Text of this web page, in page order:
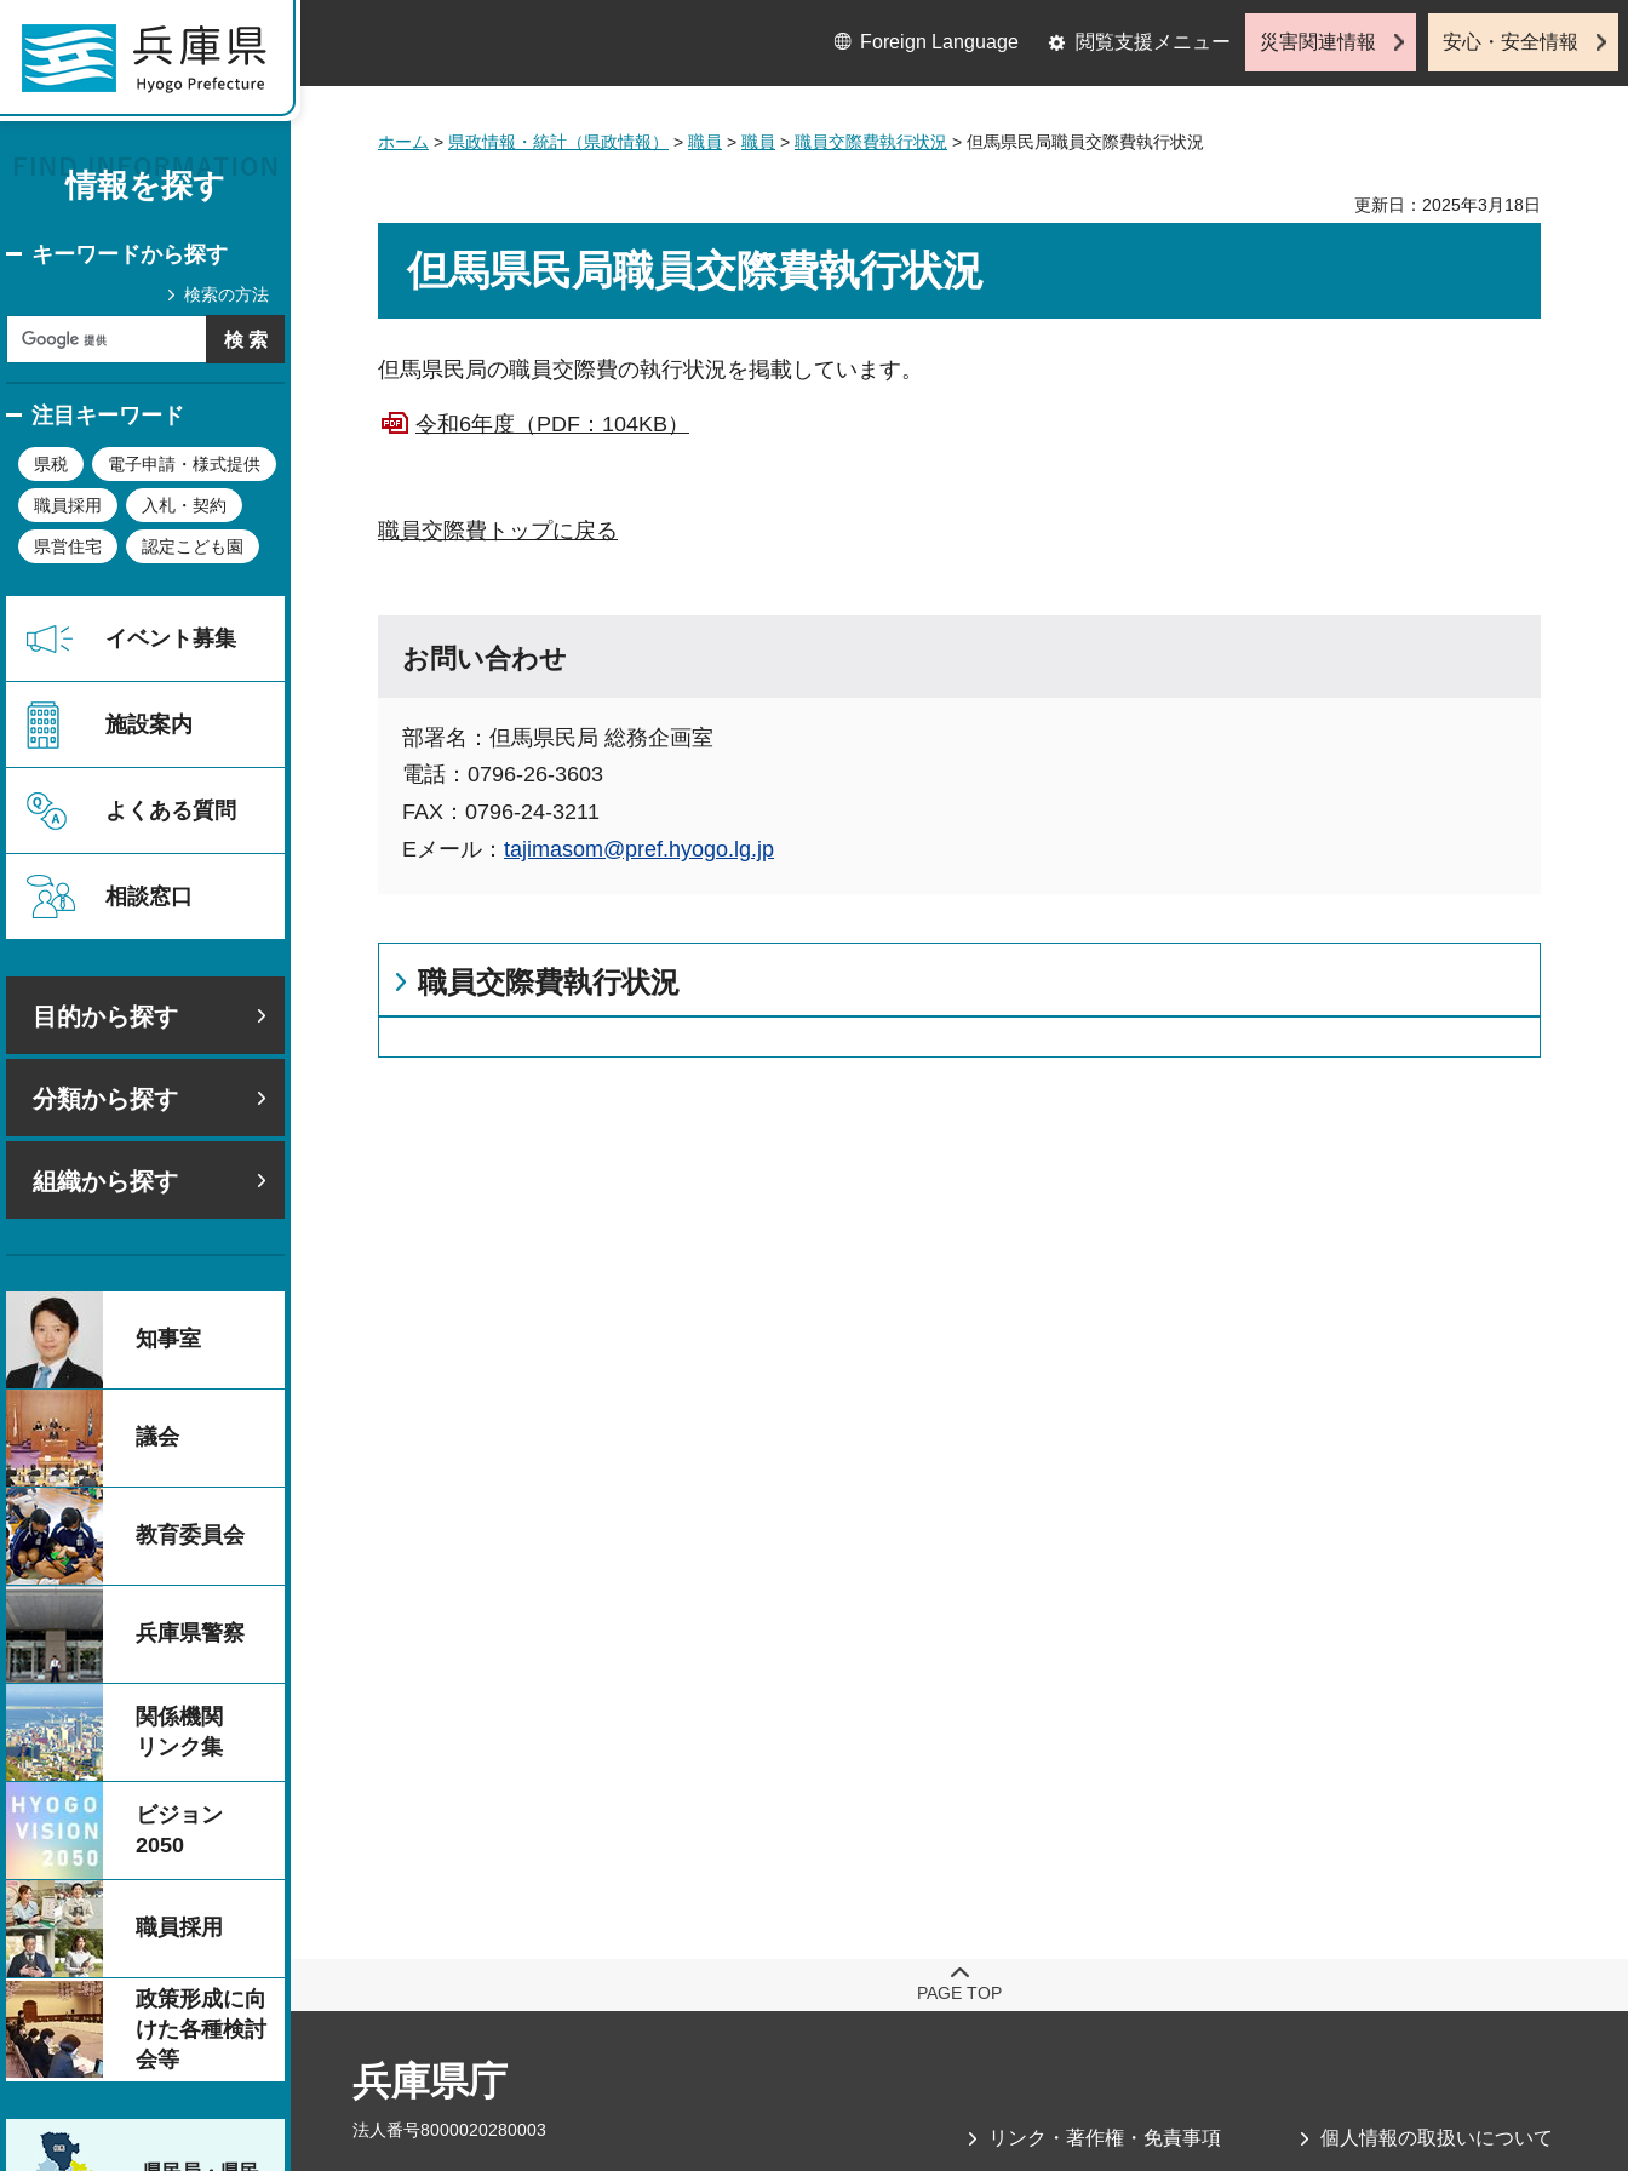
情報を探す
キーワードから探す
検索の方法
注目キーワード
県税 電子申請・様式提供
職員採用 入札・契約
県営住宅 認定こども園
イベント募集
施設案内
よくある質問
相談窓口
目的から探す
分類から探す
組織から探す
知事室
議会
教育委員会
兵庫県警察
関係機関
リンク集
ビジョン
2050
職員採用
政策形成に向
けた各種検討
会等
Foreign Language 閲覧支援メニュー 災害関連情報 安心・安全情報
ホーム > 県政情報・統計（県政情報） > 職員 > 職員 > 職員交際費執行状況 > 但馬県民局職員交際費執行状況
更新日：2025年3月18日
但馬県民局職員交際費執行状況
但馬県民局の職員交際費の執行状況を掲載しています。
令和6年度（PDF：104KB）
職員交際費トップに戻る
お問い合わせ
部署名：但馬県民局 総務企画室
電話：0796-26-3603
FAX：0796-24-3211
Eメール： tajimasom@pref.hyogo.lg.jp
職員交際費執行状況
PAGE TOP
兵庫県庁
法人番号8000020280003 リンク・著作権・免責事項 個人情報の取扱いについて